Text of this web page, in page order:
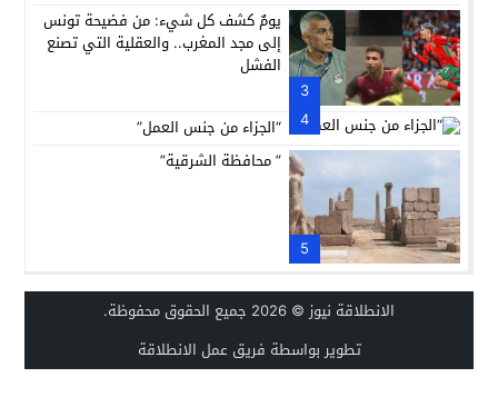
3
يومٌ كشف كل شيء: من فضيحة تونس
إلى مجد المغرب.. والعقلية التي تصنع
الفشل
4
“الجزاء من جنس العمل”
5
” محافظة الشرقية”
الانطلاقة نيوز© 2026 جميع الحقوق محفوظة.
تطوير بواسطة فريق عمل الانطلاقة